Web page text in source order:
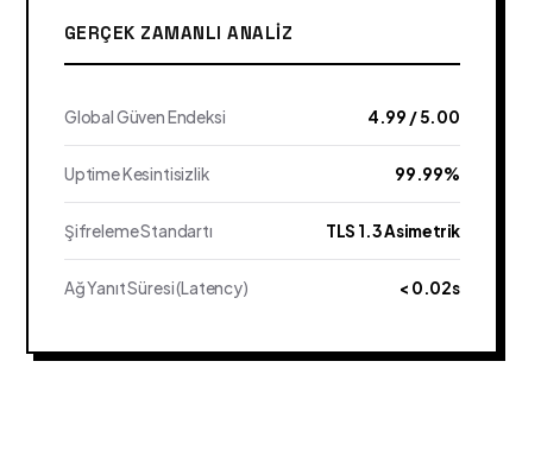
GERÇEK ZAMANLI ANALIZ
Global Güven Endeksi 4.99 / 5.00
Uptime Kesintisizlik 99.99%
Şifreleme Standartı TLS 1.3 Asimetrik
Ağ Yanıt Süresi (Latency) < 0.02s